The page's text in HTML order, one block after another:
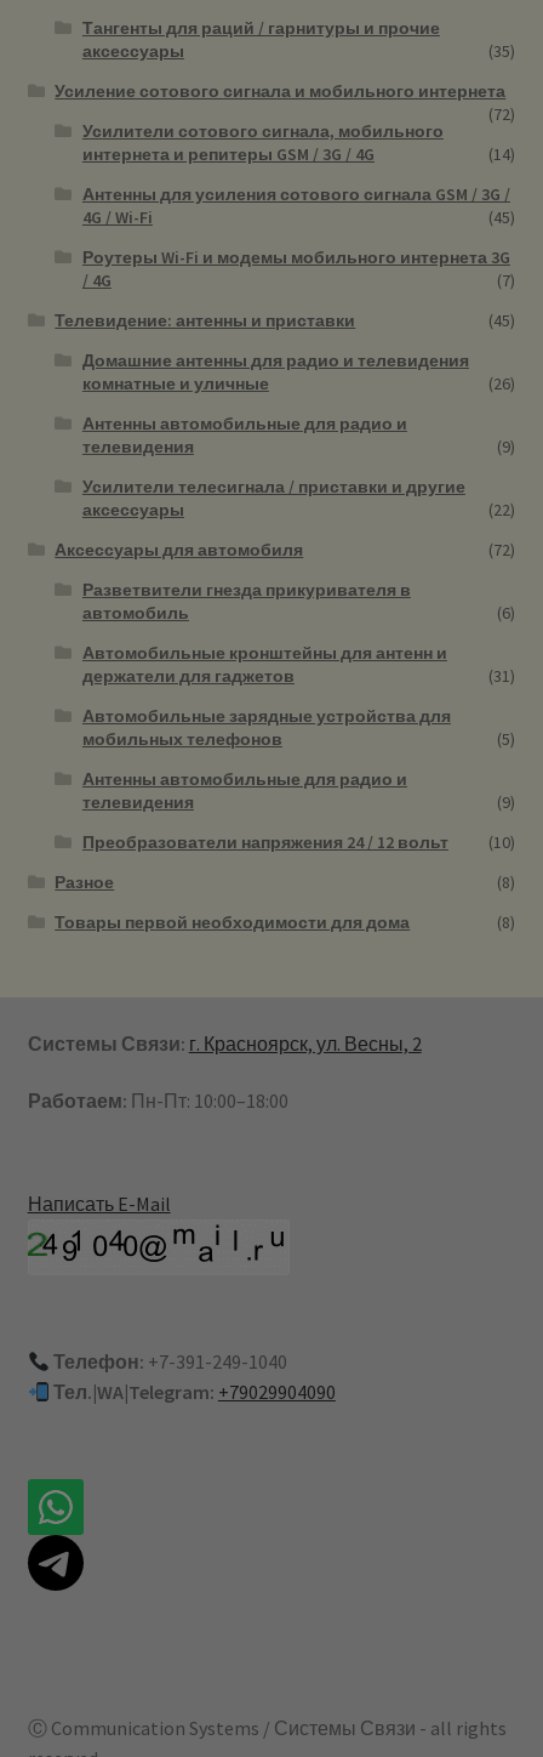
Тангенты для раций / гарнитуры и прочие
аксессуары
(35)
Усиление сотового сигнала и мобильного интернета
(72)
Усилители сотового сигнала, мобильного
интернета и репитеры GSM / 3G / 4G
(14)
Антенны для усиления сотового сигнала GSM / 3G /
4G / Wi-Fi
(45)
Роутеры Wi-Fi и модемы мобильного интернета 3G
/ 4G
(7)
Телевидение: антенны и приставки
(45)
Домашние антенны для радио и телевидения
комнатные и уличные
(26)
Антенны автомобильные для радио и
телевидения
(9)
Усилители телесигнала / приставки и другие
аксессуары
(22)
Аксессуары для автомобиля
(72)
Разветвители гнезда прикуривателя в
автомобиль
(6)
Автомобильные кронштейны для антенн и
держатели для гаджетов
(31)
Автомобильные зарядные устройства для
мобильных телефонов
(5)
Антенны автомобильные для радио и
телевидения
(9)
Преобразователи напряжения 24 / 12 вольт
(10)
Разное
(8)
Товары первой необходимости для дома
(8)
Системы Связи: г. Красноярск, ул. Весны, 2
Работаем: Пн-Пт: 10:00–18:00
Написать E-Mail
Телефон: +7-391-249-1040
Тел.|WA|Telegram: +79029904090
Ⓒ Communication Systems / Системы Связи - all rights